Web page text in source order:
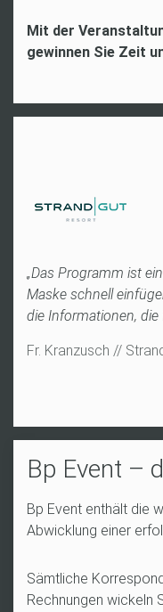
Mit der
gewinnen Sie Zeit
„Das Programm ist
Maske schnell
die Informationen,
Fr. Kranzusch //
Bp Event –
Bp Event enthält die
Abwicklung einer
Sämtliche
Rechnungen wickeln